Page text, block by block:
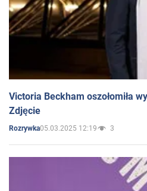
Victoria Beckham oszołomiła
Zdjęcie
Rozrywka05.03.2025 12:19 3